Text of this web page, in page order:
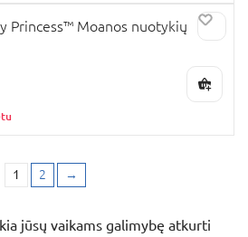
Princess™ Moanos nuotykių
1 2 →
jūsų vaikams galimybę atkurti